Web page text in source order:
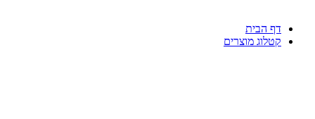
דף הבית
קטלוג מוצרים